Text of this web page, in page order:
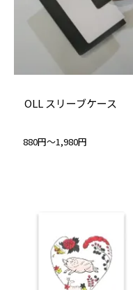
OLL スリーブケース
880円～1,980円